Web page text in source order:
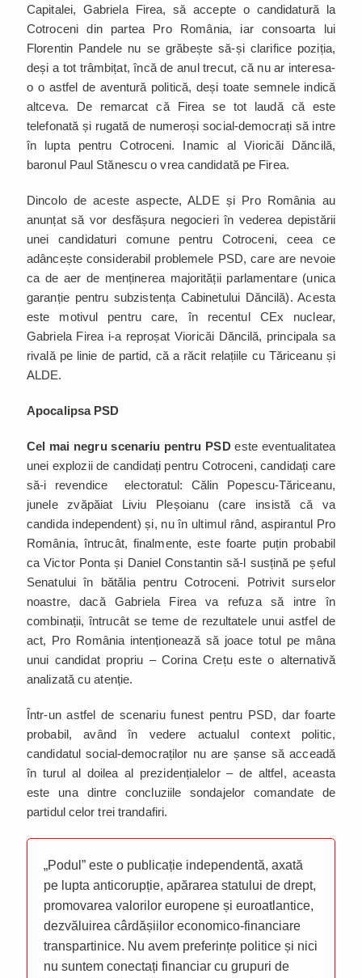
Capitalei, Gabriela Firea, să accepte o candidatură la
Cotroceni din partea Pro România, iar consoarta lui
Florentin Pandele nu se grăbește să-și clarifice poziția,
deși a tot trâmbițat, încă de anul trecut, că nu ar interesa-
o o astfel de aventură politică, deși toate semnele indică
altceva. De remarcat că Firea se tot laudă că este
telefonată și rugată de numeroși social-democrați să intre
în lupta pentru Cotroceni. Inamic al Vioricăi Dăncilă,
baronul Paul Stănescu o vrea candidată pe Firea.
Dincolo de aceste aspecte, ALDE și Pro România au
anunțat să vor desfășura negocieri în vederea depistării
unei candidaturi comune pentru Cotroceni, ceea ce
adâncește considerabil problemele PSD, care are nevoie
ca de aer de menținerea majorității parlamentare (unica
garanție pentru subzistența Cabinetului Dăncilă). Acesta
este motivul pentru care, în recentul CEx nuclear,
Gabriela Firea i-a reproșat Vioricăi Dăncilă, principala sa
rivală pe linie de partid, că a răcit relațiile cu Tăriceanu și
ALDE.
Apocalipsa PSD
Cel mai negru scenariu pentru PSDeste eventualitatea
unei explozii de candidați pentru Cotroceni, candidați care
să-i revendice electoratul: Călin Popescu-Tăriceanu,
junele zvăpăiat Liviu Pleșoianu (care insistă că va
candida independent) și, nu în ultimul rând, aspirantul Pro
România, întrucât, finalmente, este foarte puțin probabil
ca Victor Ponta și Daniel Constantin să-l susțină pe șeful
Senatului în bătălia pentru Cotroceni. Potrivit surselor
noastre, dacă Gabriela Firea va refuza să intre în
combinații, întrucât se teme de rezultatele unui astfel de
act, Pro România intenționează să joace totul pe mâna
unui candidat propriu – Corina Crețu este o alternativă
analizată cu atenție.
Într-un astfel de scenariu funest pentru PSD, dar foarte
probabil, având în vedere actualul context politic,
candidatul social-democraților nu are șanse să acceadă
în turul al doilea al prezidențialelor – de altfel, aceasta
este una dintre concluziile sondajelor comandate de
partidul celor trei trandafiri.
„Podul” este o publicație independentă, axată
pe lupta anticorupție, apărarea statului de drept,
promovarea valorilor europene și euroatlantice,
dezvăluirea cârdășiilor economico-financiare
transpartinice. Nu avem preferințe politice și nici
nu suntem conectați financiar cu grupuri de